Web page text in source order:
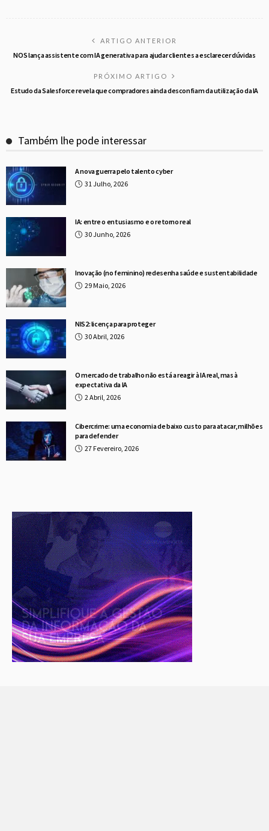
ARTIGO ANTERIOR
NOS lança assistente com IA generativa para ajudar clientes a esclarecer dúvidas
PRÓXIMO ARTIGO
Estudo da Salesforce revela que compradores ainda desconfiam da utilização da IA
Também lhe pode interessar
A nova guerra pelo talento cyber
31 Julho, 2026
IA: entre o entusiasmo e o retorno real
30 Junho, 2026
Inovação (no feminino) redesenha saúde e sustentabilidade
29 Maio, 2026
NIS2: licença para proteger
30 Abril, 2026
O mercado de trabalho não está a reagir à IA real, mas à
expectativa da IA
2 Abril, 2026
Cibercrime: uma economia de baixo custo para atacar, milhões
para defender
27 Fevereiro, 2026